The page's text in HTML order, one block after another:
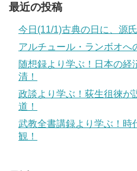
最近の投稿
今日(11/1)古典の日に、源
アルチュール・ランボオへ
随想録より学ぶ！日本の経
清！
政談より学ぶ！荻生徂徠が
道！
武教全書講録より学ぶ！時
観！